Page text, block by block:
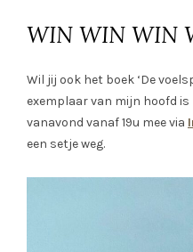
WIN WIN WIN
Wil jij ook het boek ‘De
exemplaar van mijn hoofd is
vanavond vanaf 19u mee via
een setje weg.